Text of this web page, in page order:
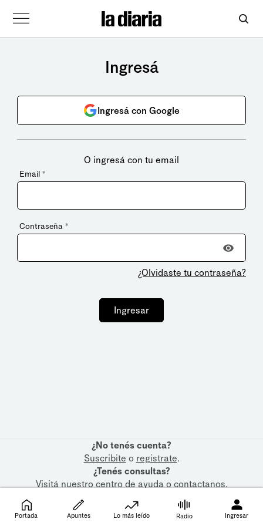
Ingresá
Ingresá con Google
O ingresá con tu email
Email *
Contraseña *
¿Olvidaste tu contraseña?
Ingresar
¿No tenés cuenta?
Suscribite o registrate.
¿Tenés consultas?
Visitá nuestrocentro de ayudaocontactanos.
Portada Apuntes Lo más leído Radio Ingresar